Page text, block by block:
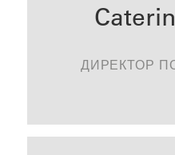
ДИРЕКТОР